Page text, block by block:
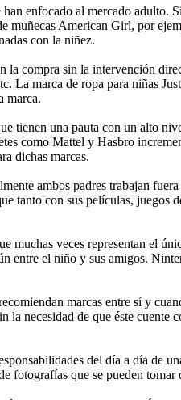
enfocado al mercado adulto.
muñecas American Girl, por
con la niñez.
la compra sin la intervención
La marca de ropa para niñas
marca.
tienen una pauta con un alto
como Mattel y Hasbro
dichas marcas.
ambos padres trabajan
tanto con sus películas, juegos
muchas veces representan el
entre el niño y sus amigos.
marcas entre sí y
necesidad de que éste cuente
del día a día de
fotografías que se pueden